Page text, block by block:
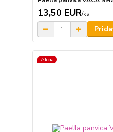
13,50 EUR/ks
Akcia